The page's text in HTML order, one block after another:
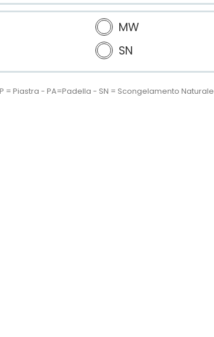
MW
SN
= Piastra - PA=Padella - SN = Scongelamento Naturale